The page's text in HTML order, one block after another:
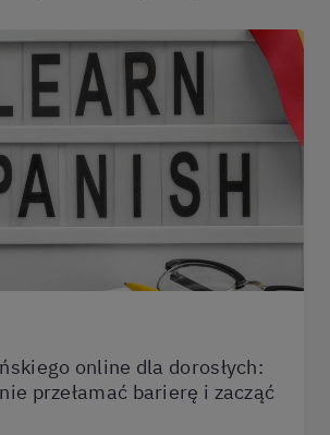
online dla dorosłych:
przełamać barierę i zacząć